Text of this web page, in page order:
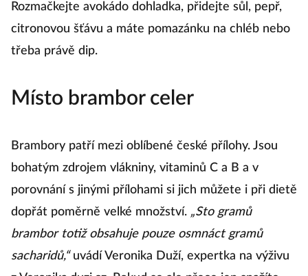
Rozmačkejte avokádo dohladka, přidejte sůl, pepř,
citronovou šťávu a máte pomazánku na chléb nebo
třeba právě dip.
Místo brambor celer
Brambory patří mezi oblíbené české přílohy. Jsou
bohatým zdrojem vlákniny, vitaminů C a B a v
porovnání s jinými přílohami si jich můžete i při dietě
dopřát poměrně velké množství. „Sto gramů
brambor totiž obsahuje pouze osmnáct gramů
sacharidů,“uvádí Veronika Duží, expertka na výživu